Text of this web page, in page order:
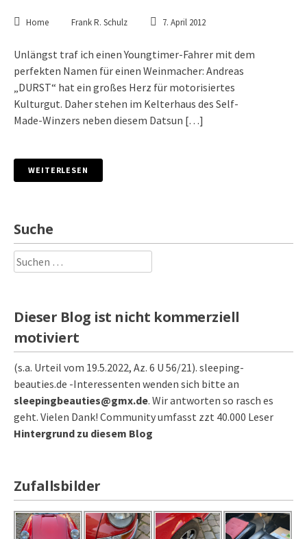
Home Frank R. Schulz 7. April 2012
Unlängst traf ich einen Youngtimer-Fahrer mit dem
perfekten Namen für einen Weinmacher: Andreas
„DURST“ hat ein großes Herz für motorisiertes
Kulturgut. Daher stehen im Kelterhaus des Self-
Made-Winzers neben diesem Datsun […]
WEITERLESEN
Suche
Suchen
nach:
Dieser Blog ist nicht kommerziell
motiviert
(s.a. Urteil vom 19.5.2022, Az. 6 U 56/21). sleeping-
beauties.de -Interessenten wenden sich bitte an
sleepingbeauties@gmx.de. Wir antworten so rasch es
geht. Vielen Dank! Community umfasst zzt 40.000 Leser
Hintergrund zu diesem Blog
Zufallsbilder